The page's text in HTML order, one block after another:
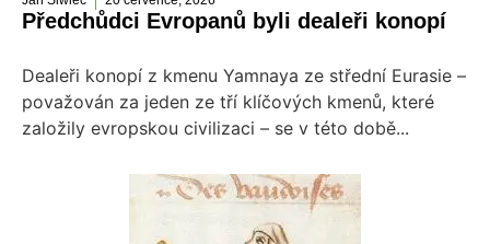
Předchůdci Evropanů byli dealeři konopí
Dealeři konopí z kmenu Yamnaya ze střední Eurasie –
považován za jeden ze tří klíčových kmenů, které
založily evropskou civilizaci – se v této době...